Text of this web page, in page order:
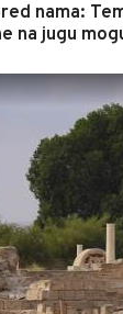
nama:
na jugu